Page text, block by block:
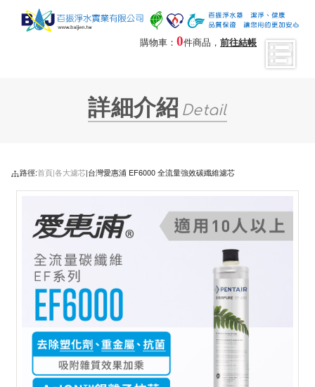
購物車： 0件商品， 前往結帳
詳細介紹 Detail
路徑:首頁|各大濾芯|台灣愛惠浦 EF6000 全流量強效碳纖維濾芯